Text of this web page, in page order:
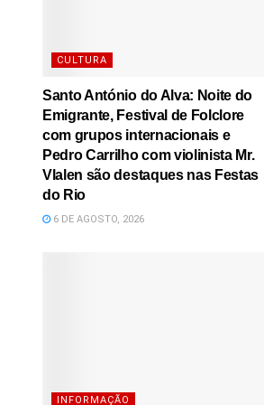
CULTURA
Santo António do Alva: Noite do
Emigrante, Festival de Folclore
com grupos internacionais e
Pedro Carrilho com violinista Mr.
Vlalen são destaques nas Festas
do Rio
6 DE AGOSTO, 2026
INFORMAÇÃO